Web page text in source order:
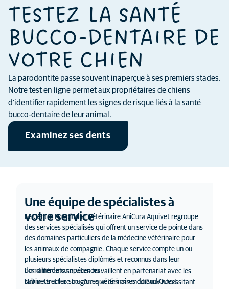
TESTEZ LA SANTÉ
BUCCO-DENTAIRE DE
VOTRE CHIEN
La parodontite passe souvent inaperçue à ses premiers stades.
Notre test en ligne permet aux propriétaires de chiens
d’identifier rapidement les signes de risque liés à la santé
bucco-dentaire de leur animal.
Examinez ses dents
Une équipe de spécialistes à
votre service
Le Centre Hospitalier Vétérinaire AniCura Aquivet regroupe
des services spécialisés qui offrent un service de pointe dans
des domaines particuliers de la médecine vétérinaire pour
les animaux de compagnie. Chaque service compte un ou
plusieurs spécialistes diplômés et reconnus dans leur
domaine de compétences.
Les différents services travaillent en partenariat avec les
cabinets et les structures vétérinaires du Sud Ouest.
Notre structure ne gère que des cas médicaux nécessitant